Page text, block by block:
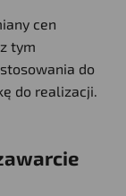
cen
tym
do
do realizacji.